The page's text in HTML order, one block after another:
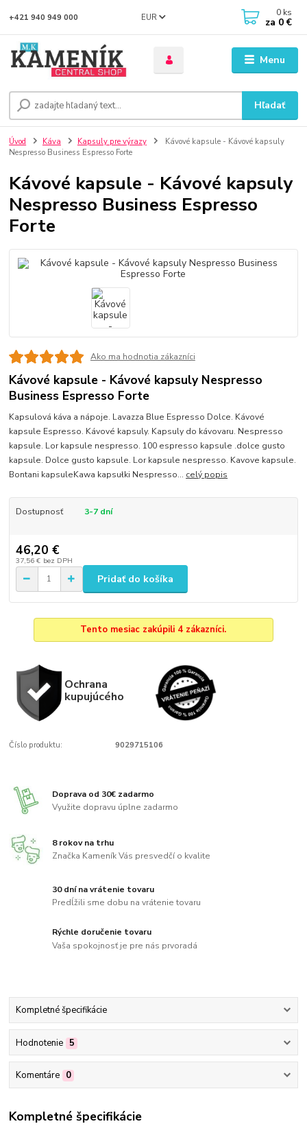
Menu
EUR
Hľadať
+421 940 949 000 0 ks
za 0 €
Úvod Káva Kapsuly pre výrazy
Kávové kapsule - Kávové kapsuly
Nespresso Business Espresso Forte
Kávové kapsule - Kávové kapsuly
Nespresso Business Espresso
Forte
Ako ma hodnotia zákazníci
Kávové kapsule - Kávové kapsuly Nespresso
Business Espresso Forte
Kapsulová káva a nápoje. Lavazza Blue Espresso Dolce. Kávové
kapsule Espresso. Kávové kapsuly. Kapsuly do kávovaru. Nespresso
kapsule. Lor kapsule nespresso. 100 espresso kapsule .dolce gusto
kapsule. Dolce gusto kapsule. Lor kapsule nespresso. Kavove kapsule.
Bontani kapsuleKawa kapsułki Nespresso... celý popis
Dostupnosť 3-7 dní
46,20 €
37,56 € bez DPH
Pridať do košíka
Tento mesiac zakúpili 4 zákazníci.
Ochrana
kupujúcého
Číslo produktu: 9029715106
Doprava od 30€ zadarmo
Využite dopravu úplne zadarmo
8 rokov na trhu
Značka Kameník Vás presvedčí o kvalite
30 dní na vrátenie tovaru
Predĺžili sme dobu na vrátenie tovaru
Rýchle doručenie tovaru
Vaša spokojnosť je pre nás prvoradá
Kompletné špecifikácie
Hodnotenie 5
Komentáre 0
Kompletné špecifikácie